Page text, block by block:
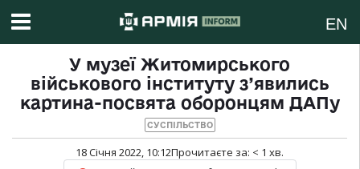
EN
У музеї Житомирського
військового інституту з’явились
картина-посвята оборонцям ДАПу
СУСПІЛЬСТВО
18 Січня 2022, 10:12Прочитаєте за: < 1 хв.